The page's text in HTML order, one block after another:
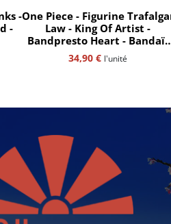
-
-
One Piece - Figurine
Law - King Of Artist -
Bandpresto Heart - Bandaï-
Spirits
34,90 € l'unité